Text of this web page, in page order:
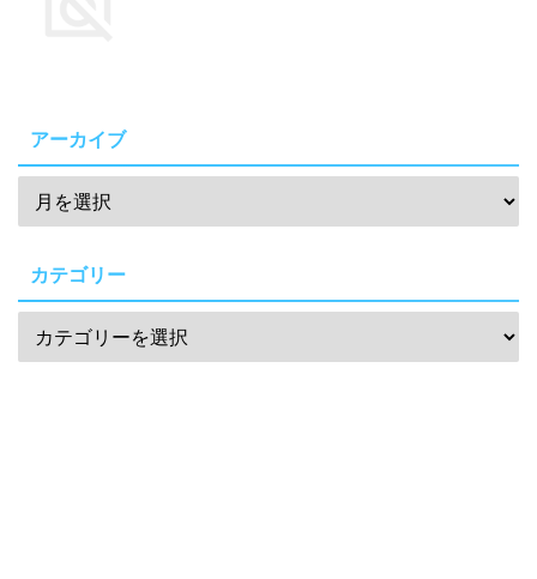
アーカイブ
カテゴリー